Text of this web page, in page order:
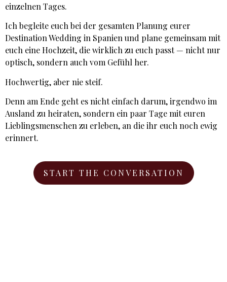
einzelnen Tages.
Ich begleite euch bei der gesamten Planung eurer
Destination Wedding in Spanien und plane gemeinsam mit
euch eine Hochzeit, die wirklich zu euch passt — nicht nur
optisch, sondern auch vom Gefühl her.
Hochwertig, aber nie steif.
Denn am Ende geht es nicht einfach darum, irgendwo im
Ausland zu heiraten, sondern ein paar Tage mit euren
Lieblingsmenschen zu erleben, an die ihr euch noch ewig
erinnert.
START THE CONVERSATION